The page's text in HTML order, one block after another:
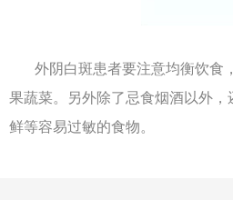
外阴白斑患者要注意均衡饮食
果蔬菜。另外除了忌食烟酒以外
鲜等容易过敏的食物。